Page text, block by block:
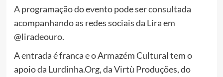
A programação do evento pode ser consultada
acompanhando as redes sociais da Lira em
@liradeouro.
A entrada é franca e o Armazém Cultural tem o
apoio da Lurdinha.Org, da Virtù Produções, do